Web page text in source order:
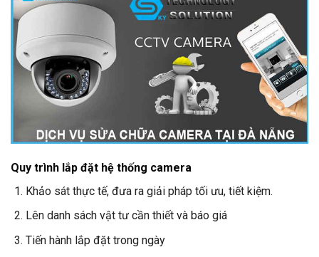
Quy trình lắp đặt hệ thống camera
Khảo sát thực tế, đưa ra giải pháp tối ưu, tiết kiệm.
Lên danh sách vật tư cần thiết và báo giá
Tiến hành lắp đặt trong ngày